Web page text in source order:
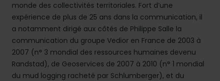
monde des collectivités territoriales. Fort d’une
expérience de plus de 25 ans dans la communication, il
a notamment dirigé aux côtés de Philippe Salle la
communication du groupe Vedior en France de 2003 à
2007 (n° 3 mondial des ressources humaines devenu
Randstad), de Geoservices de 2007 à 2010 (n° 1 mondial
du mud logging racheté par Schlumberger), et du